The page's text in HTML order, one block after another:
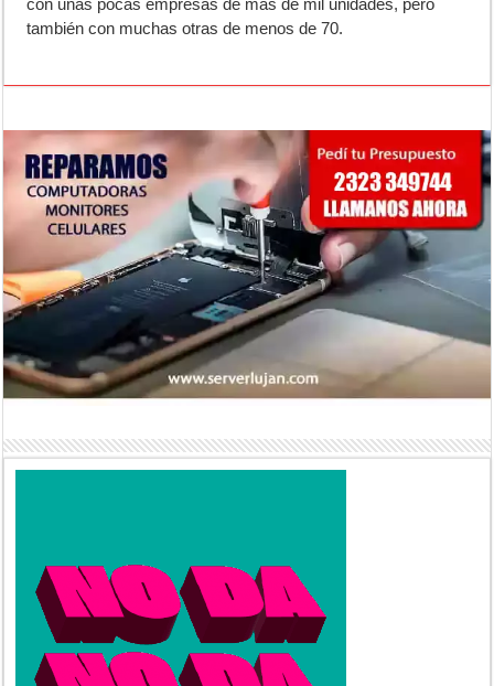
con unas pocas empresas de más de mil unidades, pero
también con muchas otras de menos de 70.